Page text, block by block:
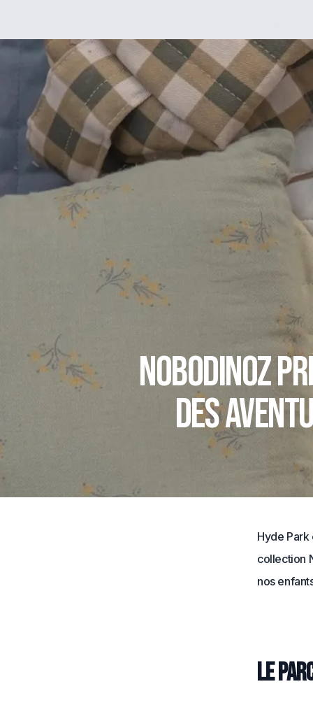
Nobodinoz
des
Hyde Park
collection
nos
Le